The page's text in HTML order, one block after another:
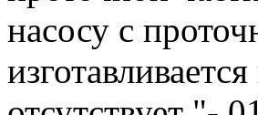
насосу с